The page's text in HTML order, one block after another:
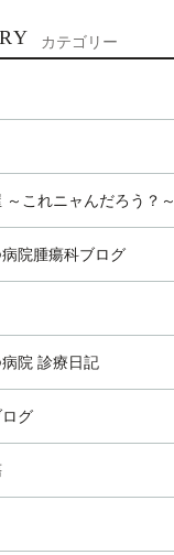
カテゴリー
～これニャんだろう？～
院腫瘍科ブログ
院 診療日記
ログ